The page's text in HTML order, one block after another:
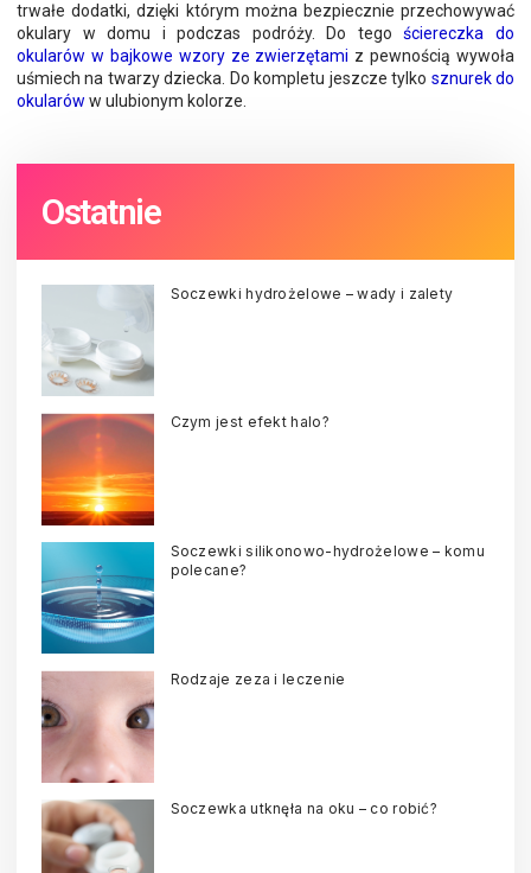
trwałe dodatki, dzięki którym można bezpiecznie przechowywać
okulary w domu i podczas podróży. Do tegościereczka do
okularów w bajkowe wzory ze zwierzętami z pewnością wywoła
uśmiech na twarzy dziecka. Do kompletu jeszcze tylko sznurek do
okularów w ulubionym kolorze.
Ostatnie
Soczewki hydrożelowe – wady i zalety
Czym jest efekt halo?
Soczewki silikonowo-hydrożelowe – komu
polecane?
Rodzaje zeza i leczenie
Soczewka utknęła na oku – co robić?